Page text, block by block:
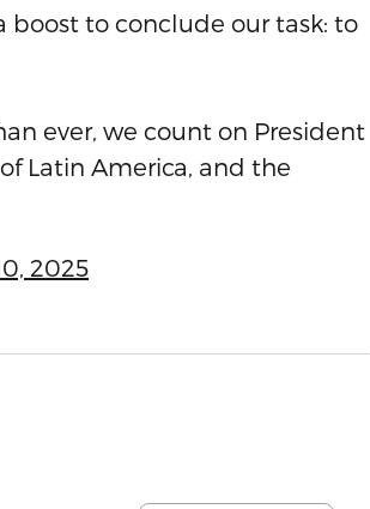
boost to conclude our task: to
ever, we count on President
Latin America, and the
2025